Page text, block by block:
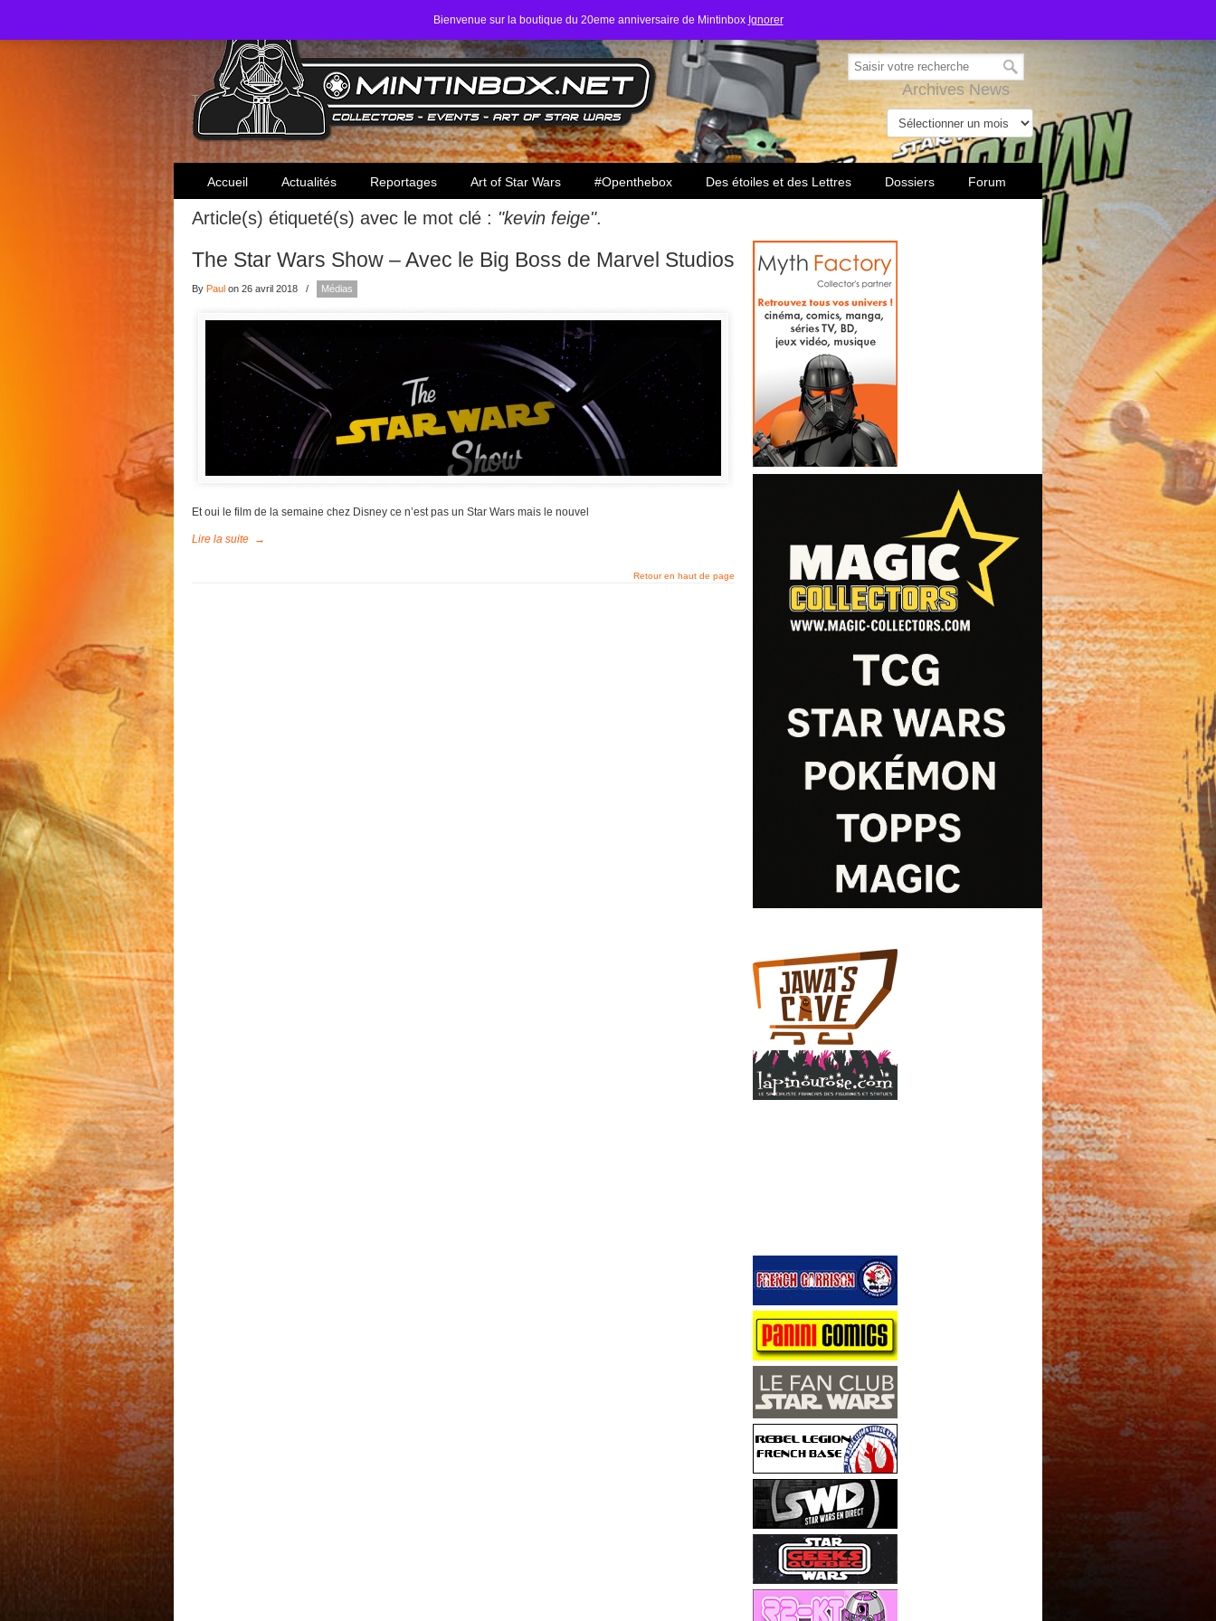
Bienvenue sur la boutique du 20eme anniversaire de Mintinbox Ignorer
Toute l'actualité des collectionneurs Star Wars
Archives News
Accueil Actualités Reportages Art of Star Wars #Openthebox Des étoiles et des Lettres Dossiers Forum
Article(s) étiqueté(s) avec le mot clé : "kevin feige".
The Star Wars Show – Avec le Big Boss de Marvel Studios
By Paul on 26 avril 2018 / Médias
Et oui le film de la semaine chez Disney ce n’est pas un Star Wars mais le nouvel
Lire la suite →
Retour en haut de page